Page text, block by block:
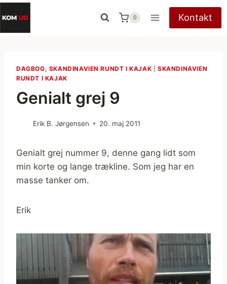
Fortsæt
til
indhold
0 Kontakt
DAGBOG, SKANDINAVIEN RUNDT I KAJAK |SKANDINAVIEN
RUNDT I KAJAK
Genialt grej 9
Erik B. Jørgensen 20. maj 2011
Genialt grej nummer 9, denne gang lidt som
min korte og lange trækline. Som jeg har en
masse tanker om.
Erik